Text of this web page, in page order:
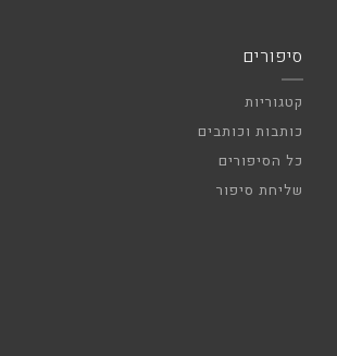
סיפורים
קטגוריות
כותבות וכותבים
כל הסיפורים
שליחת סיפור